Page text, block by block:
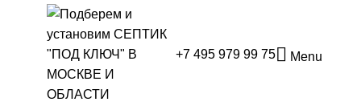
+7 495 979 99 75 Menu